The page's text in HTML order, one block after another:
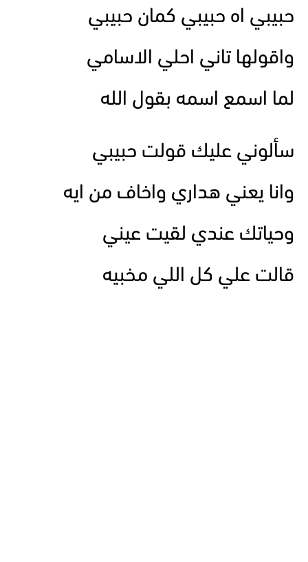
حبيبي اه حبيبي كمان حبيبي
واقولها تاني احلي الاسامي
لما اسمع اسمه بقول الله
سألوني عليك قولت حبيبي
وانا يعني هداري واخاف من ايه
وحياتك عندي لقيت عيني
قالت علي كل اللي مخبيه